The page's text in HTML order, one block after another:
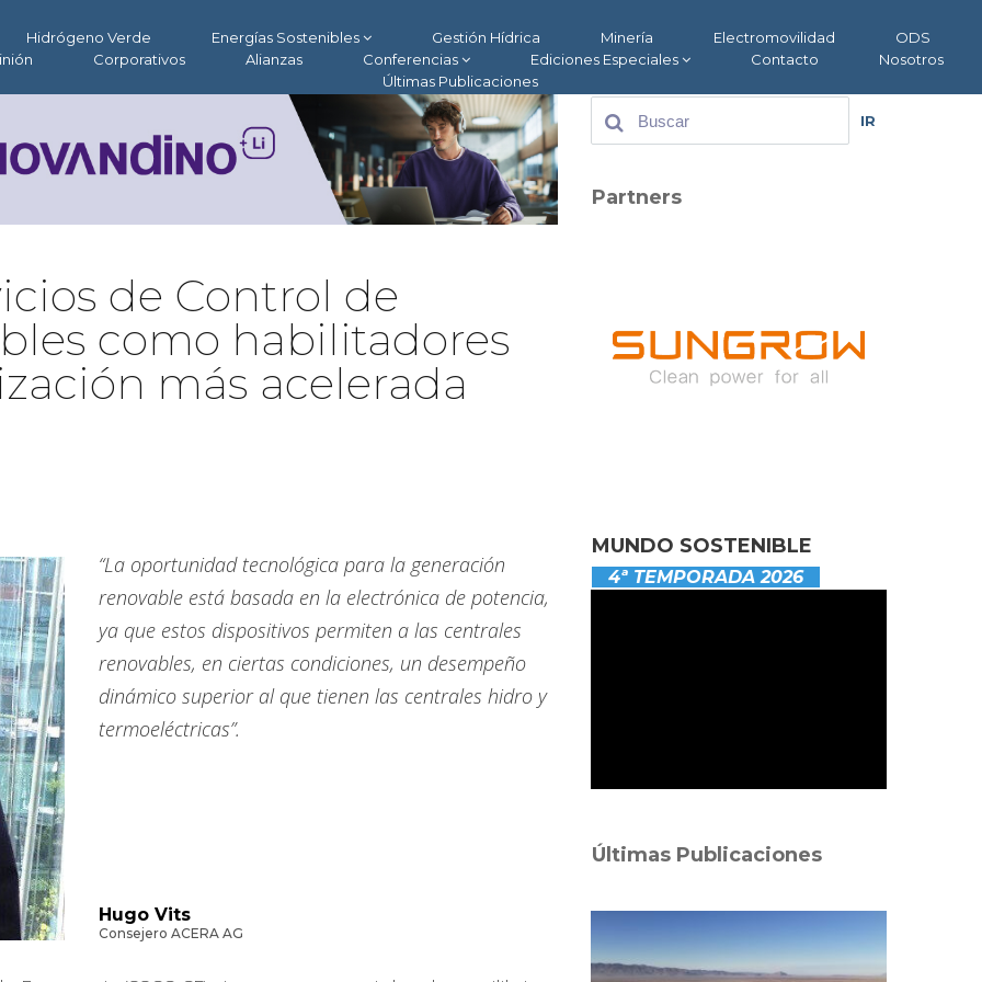
Hidrógeno Verde Energías Sostenibles Gestión Hídrica Minería Electromovilidad
ODS
Corporativos Alianzas Conferencias Ediciones Especiales Contacto
Nosotros
Últimas Publicaciones
de Control de
como habilitadores
más acelerada
“La oportunidad tecnológica para la generación
renovable está basada en la electrónica de potencia,
ya que estos dispositivos permiten a las centrales
renovables, en ciertas condiciones, un desempeño
dinámico superior al que tienen las centrales hidro y
termoeléctricas”.
Hugo Vits
Consejero ACERA AG
IR
Partners
MUNDO SOSTENIBLE
4ª TEMPORADA 2026
Últimas Publicaciones